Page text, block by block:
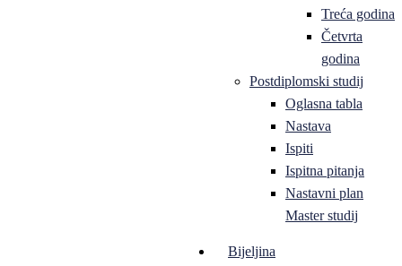
Treća godina
Četvrta
godina
Postdiplomski studij
Oglasna tabla
Nastava
Ispiti
Ispitna pitanja
Nastavni plan
Master studij
Bijeljina